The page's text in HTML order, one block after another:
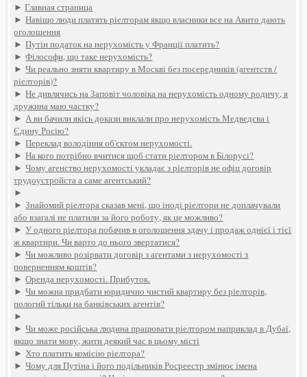
►Главная страница
►Навіщо люди платять ріелторам якщо власники все на Авито дають
оголошення
►Путін податок на нерухомість у Франції платить?
►Філософи, що таке нерухомість?
►Чи реально зняти квартиру в Москві без посередників (агентств /
ріелторів)?
►Не дивлячись на Заповіт чоловіка на нерухомість одному родичу, я
дружина маю частку?
►А ви бачили якісь докази виклали про нерухомість Медведєва і
Єдину Росію?
►Переклад володіння об'єктом нерухомості.
►На кого потрібно вчитися щоб стати ріелтором в Білорусі?
►Чому агенство нерухомості укладає з ріелторів не офіц договір
трудоустройста а саме агентський?
►
►Знайомий ріелтора сказав мені, що іноді ріелтори не доплачували
або взагалі не платили за його роботу, як це можливо?
►У одного ріелтора побачив в оголошення здачу і продаж однієї і тієї
ж квартири. Чи варто до нього звертатися?
►Чи можливо розірвати договір з агентами з нерухомості з
поверненням коштів?
►Оренда нерухомості. Прибуток.
►Чи можна придбати юридично чистий квартиру без ріелторів,
пологий тільки на банківських агентів?
►
►Чи може російська людина працювати ріелтором наприклад в Дубаї,
якщо знати мову, жити деякий час в цьому місті
►Хто платить комісію ріелтора?
►Чому для Путіна і його подільників Росреестр змінює імена